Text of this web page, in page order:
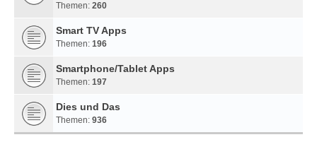
Themen: 260
Smart TV Apps
Themen: 196
Smartphone/Tablet Apps
Themen: 197
Dies und Das
Themen: 936